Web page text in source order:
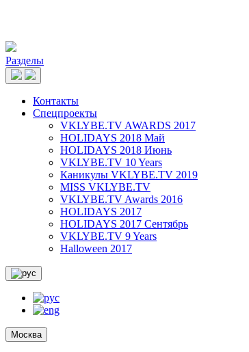
Разделы
Контакты
Спецпроекты
VKLYBE.TV AWARDS 2017
HOLIDAYS 2018 Май
HOLIDAYS 2018 Июнь
VKLYBE.TV 10 Years
Каникулы VKLYBE.TV 2019
MISS VKLYBE.TV
VKLYBE.TV Awards 2016
HOLIDAYS 2017
HOLIDAYS 2017 Сентябрь
VKLYBE.TV 9 Years
Halloween 2017
Москва